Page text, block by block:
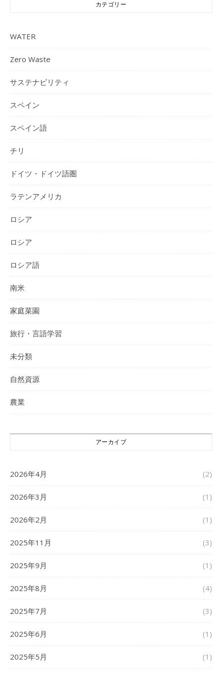
カテゴリー
WATER
Zero Waste
サステナビリティ
スペイン
スペイン語
チリ
ドイツ・ドイツ語圏
ラテンアメリカ
ロシア
ロシア
ロシア語
南米
家庭菜園
旅行・言語学習
未分類
自然資源
農業
アーカイブ
2026年4月 (2)
2026年3月 (1)
2026年2月 (1)
2025年11月 (3)
2025年9月 (1)
2025年8月 (4)
2025年7月 (3)
2025年6月 (1)
2025年5月 (1)